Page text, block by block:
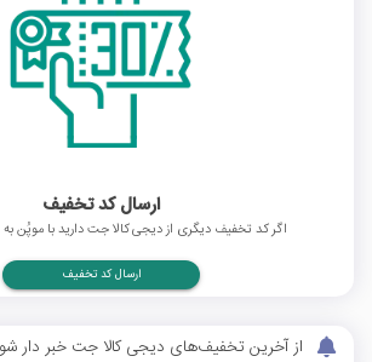
ارسال کد تخفیف
اگر کد تخفیف دیگری از دیجی کالا جت دارید با موپُن به
ارسال کد تخفیف
از آخرین تخفیف‌های دیجی کالا جت خبر دار